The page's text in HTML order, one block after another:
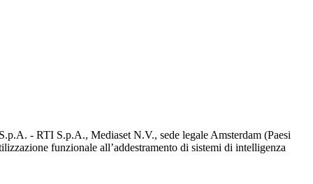
- RTI S.p.A., Mediaset N.V., sede legale Amsterdam (Paesi
funzionale all’addestramento di sistemi di intelligenza